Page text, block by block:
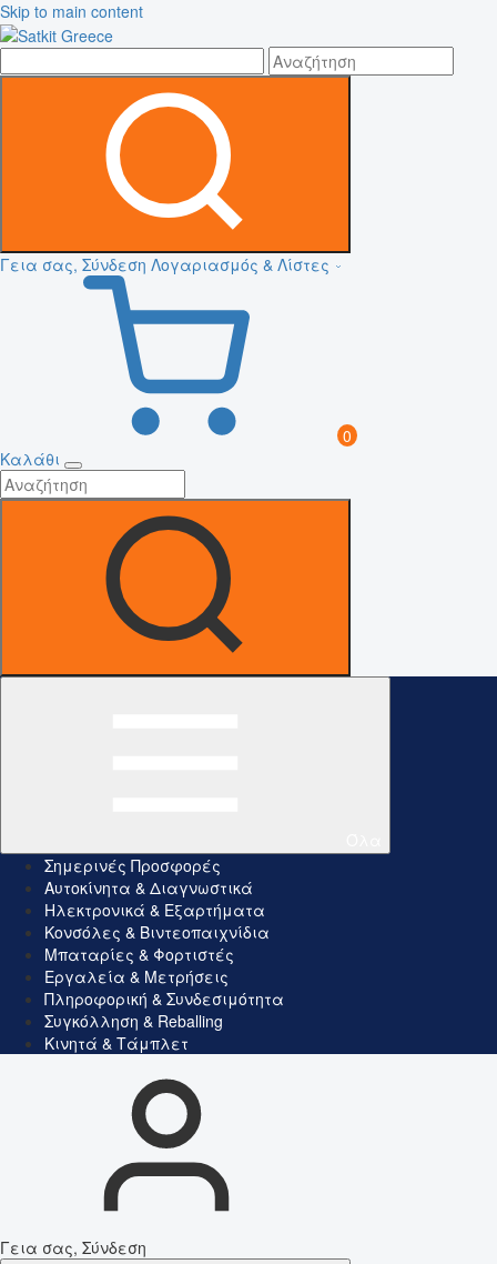
Skip to main content
Γεια σας, Σύνδεση Λογαριασμός & Λίστες
0
Καλάθι
Σημερινές Προσφορές
Αυτοκίνητα & Διαγνωστικά
Ηλεκτρονικά & Εξαρτήματα
Κονσόλες & Βιντεοπαιχνίδια
Μπαταρίες & Φορτιστές
Εργαλεία & Μετρήσεις
Πληροφορική & Συνδεσιμότητα
Συγκόλληση & Reballing
Κινητά & Τάμπλετ
Γεια σας, Σύνδεση